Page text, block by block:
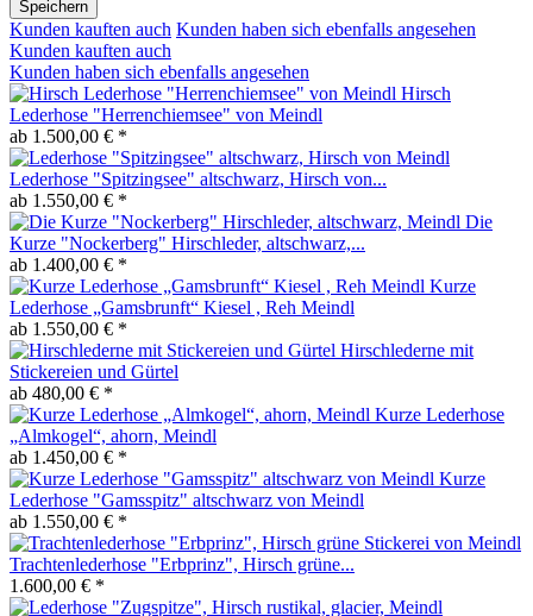
Speichern
Kunden kauften auch Kunden haben sich ebenfalls angesehen
Kunden kauften auch
Kunden haben sich ebenfalls angesehen
Hirsch
Lederhose "Herrenchiemsee" von Meindl
ab 1.500,00 € *
Lederhose "Spitzingsee" altschwarz, Hirsch von...
ab 1.550,00 € *
Die
Kurze "Nockerberg" Hirschleder, altschwarz,...
ab 1.400,00 € *
Kurze
Lederhose „Gamsbrunft“ Kiesel , Reh Meindl
ab 1.550,00 € *
Hirschlederne mit
Stickereien und Gürtel
ab 480,00 € *
Kurze Lederhose
„Almkogel“, ahorn, Meindl
ab 1.450,00 € *
Kurze
Lederhose "Gamsspitz" altschwarz von Meindl
ab 1.550,00 € *
Trachtenlederhose "Erbprinz", Hirsch grüne...
1.600,00 € *